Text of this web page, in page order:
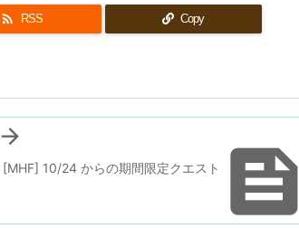
 RSS Copy

[MHF] 10/24 からの期間限定クエスト
